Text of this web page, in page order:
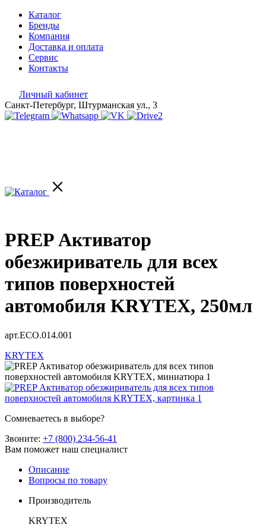
Каталог
Бренды
Компания
Доставка и оплата
Сервис
Контакты
Личный кабинет
Санкт-Петербург, Штурманская ул., 3
PREP Активатор
обезжириватель для всех
типов поверхностей
автомобиля KRYTEX, 250мл
арт.ECO.014.001
KRYTEX
Сомневаетесь в выборе?
Звоните: +7 (800) 234-56-41
Вам поможет наш специалист
Описание
Вопросы по товару
Производитель
KRYTEX